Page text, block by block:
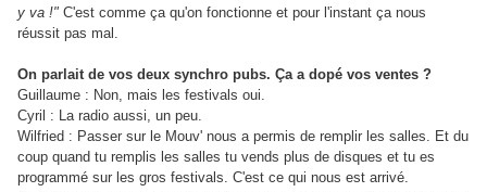
y va !" C'est comme ça qu'on fonctionne et pour l'instant ça nous
réussit pas mal.
On parlait de vos deux synchro pubs. Ça a dopé vos ventes ?
Guillaume : Non, mais les festivals oui.
Cyril : La radio aussi, un peu.
Wilfried : Passer sur le Mouv' nous a permis de remplir les salles. Et du
coup quand tu remplis les salles tu vends plus de disques et tu es
programmé sur les gros festivals. C'est ce qui nous est arrivé.